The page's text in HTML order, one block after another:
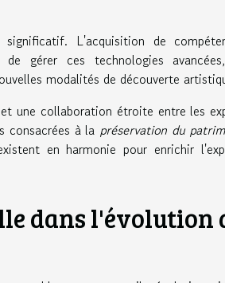
L'acquisition de
gérer ces technologies
modalités de découverte
une collaboration étroite entre les
consacrées à la préservation du
en harmonie pour enrichir
dans l'évolution